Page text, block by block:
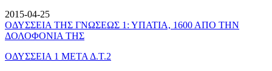
2015-04-25
ΟΔΥΣΣΕΙΑ ΤΗΣ ΓΝΩΣΕΩΣ 1: ΥΠΑΤΙΑ, 1600 ΑΠΟ ΤΗΝ
ΔΟΛΟΦΟΝΙΑ ΤΗΣ
ΟΔΥΣΣΕΙΑ 1 ΜΕΤΑ Δ.Τ.2